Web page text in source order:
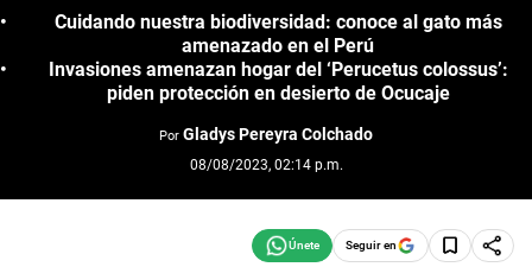
Cuidando nuestra biodiversidad: conoce al gato más
amenazado en el Perú
Invasiones amenazan hogar del ‘Perucetus colossus’:
piden protección en desierto de Ocucaje
Por Gladys Pereyra Colchado
08/08/2023, 02:14 p.m.
Seguir en